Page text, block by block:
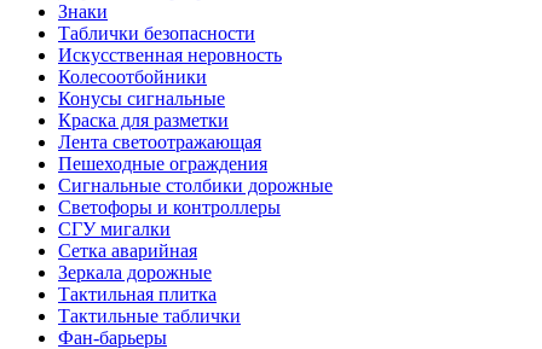
Знаки
Таблички безопасности
Искусственная неровность
Колесоотбойники
Конусы сигнальные
Краска для разметки
Лента светоотражающая
Пешеходные ограждения
Сигнальные столбики дорожные
Светофоры и контроллеры
СГУ мигалки
Cетка аварийная
Зеркала дорожные
Тактильная плитка
Тактильные таблички
Фан-барьеры